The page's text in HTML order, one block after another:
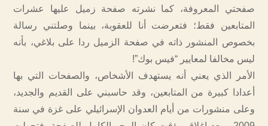
صفحتي المعروفة، كما نشرته صفحة زميل عليها عشرات
المتابعين فقط؛ فتعرضت أنا للعقوبة، بينما وصلتني رسالة
بخصوص المنشور ذاته في صفحة الزميل ردا على بلاغي، بأنه
ليس مخالفا لمعايير “فيس بوك”!
الأمر الذي يعني أنه يستهدف الأشخاص، والصفحات التي بها
أعدادا كبيرة من المتابعين، وقد حاسبني على القديم والجديد،
وعلى منشورات من أيام العدوان الإسرائيلي على غزة في سنة